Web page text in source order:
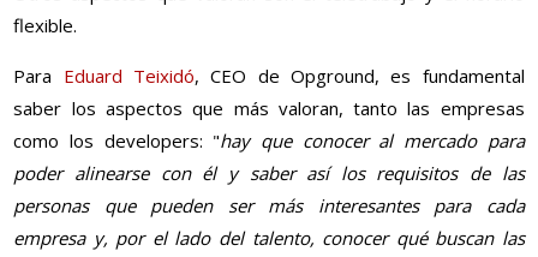
flexible.
Para Eduard Teixidó, CEO de Opground, es fundamental
saber los aspectos que más valoran, tanto las empresas
como los developers: "hay que conocer al mercado para
poder alinearse con él y saber así los requisitos de las
personas que pueden ser más interesantes para cada
empresa y, por el lado del talento, conocer qué buscan las